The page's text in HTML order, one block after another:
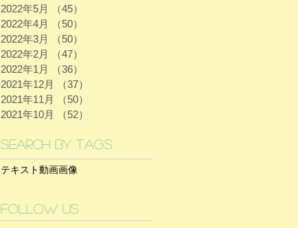
2022年5月
（45）
2022年4月
（50）
2022年3月
（50）
2022年2月
（47）
2022年1月
（36）
2021年12月
（37）
2021年11月
（50）
2021年10月
（52）
Search By Tags
テキスト動画画像
Follow Us